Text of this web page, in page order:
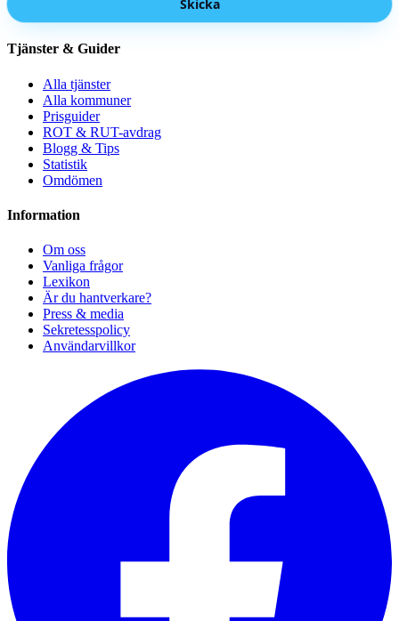
Skicka
Tjänster & Guider
Alla tjänster
Alla kommuner
Prisguider
ROT & RUT-avdrag
Blogg & Tips
Statistik
Omdömen
Information
Om oss
Vanliga frågor
Lexikon
Är du hantverkare?
Press & media
Sekretesspolicy
Användarvillkor